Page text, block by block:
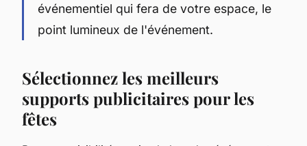
événementiel qui fera de votre espace, le
point lumineux de l'événement.
Sélectionnez les meilleurs
supports publicitaires pour les
fêtes